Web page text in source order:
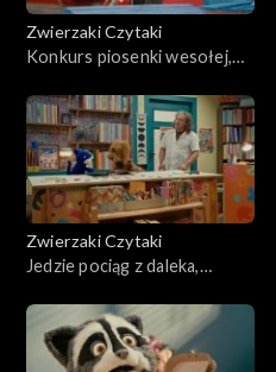
Zwierzaki Czytaki
Konkurs piosenki wesołej,
Zwierzaki Czytaki
Jedzie pociąg z daleka,